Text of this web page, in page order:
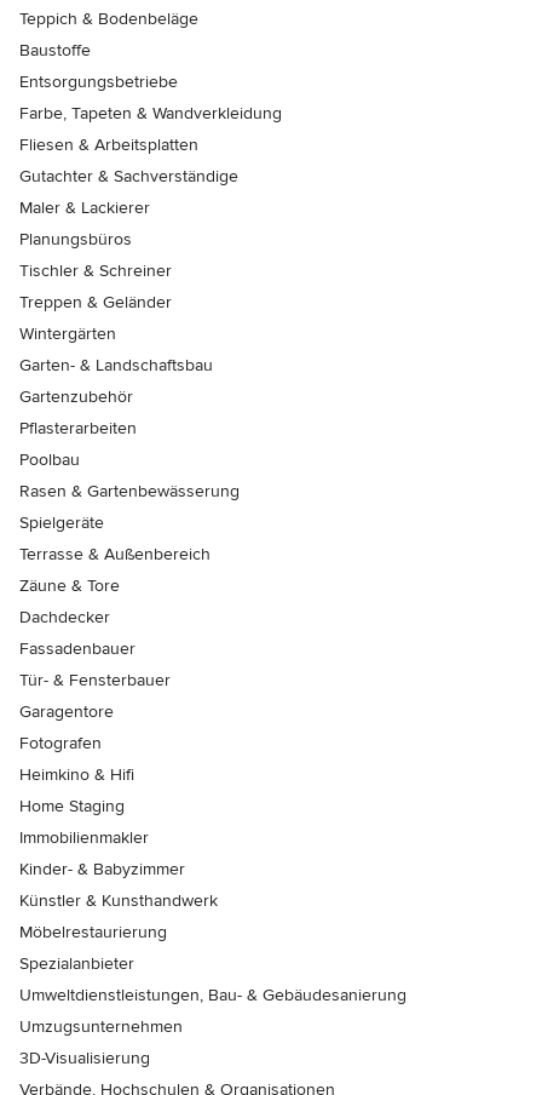
Teppich & Bodenbeläge
Baustoffe
Entsorgungsbetriebe
Farbe, Tapeten & Wandverkleidung
Fliesen & Arbeitsplatten
Gutachter & Sachverständige
Maler & Lackierer
Planungsbüros
Tischler & Schreiner
Treppen & Geländer
Wintergärten
Garten- & Landschaftsbau
Gartenzubehör
Pflasterarbeiten
Poolbau
Rasen & Gartenbewässerung
Spielgeräte
Terrasse & Außenbereich
Zäune & Tore
Dachdecker
Fassadenbauer
Tür- & Fensterbauer
Garagentore
Fotografen
Heimkino & Hifi
Home Staging
Immobilienmakler
Kinder- & Babyzimmer
Künstler & Kunsthandwerk
Möbelrestaurierung
Spezialanbieter
Umweltdienstleistungen, Bau- & Gebäudesanierung
Umzugsunternehmen
3D-Visualisierung
Verbände, Hochschulen & Organisationen